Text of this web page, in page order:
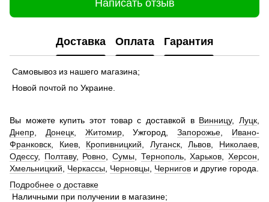
Написать отзыв
Доставка Оплата Гарантия
Самовывоз из нашего магазина;
Новой почтой по Украине.
Вы можете купить этот товар с доставкой в Винницу,Луцк
Днепр
Донецк, Житомир, Ужгород,Запорожье
Ивано-
Франковск
Киев, Кропивницкий Луганск,Львов Николаев
Одессу, Полтаву, Ровно ,Сумы Тернополь,Харьков ,Херсон
Хмельницкий
Черкассы Черновцы Чернигов и другие города.
Подробнее о доставке
Наличными при получении в магазине;